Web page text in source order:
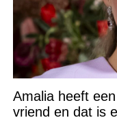
Amalia heeft
vriend en dat is